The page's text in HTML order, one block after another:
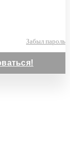
Забыл пароль